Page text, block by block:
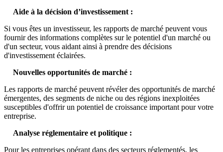
Aide à la décision d’investissement :
Si vous êtes un investisseur, les rapports de marché peuvent vous
fournir des informations complètes sur le potentiel d'un marché ou
d'un secteur, vous aidant ainsi à prendre des décisions
d'investissement éclairées.
Nouvelles opportunités de marché :
Les rapports de marché peuvent révéler des opportunités de marché
émergentes, des segments de niche ou des régions inexploitées
susceptibles d'offrir un potentiel de croissance important pour votre
entreprise.
Analyse réglementaire et politique :
Pour les entreprises opérant dans des secteurs réglementés, les